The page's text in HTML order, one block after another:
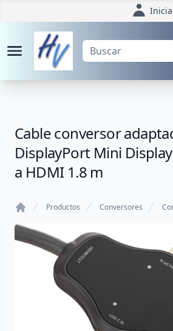
Cable conversor
DisplayPort Mini
a HDMI 1.8 m
Productos Conversores